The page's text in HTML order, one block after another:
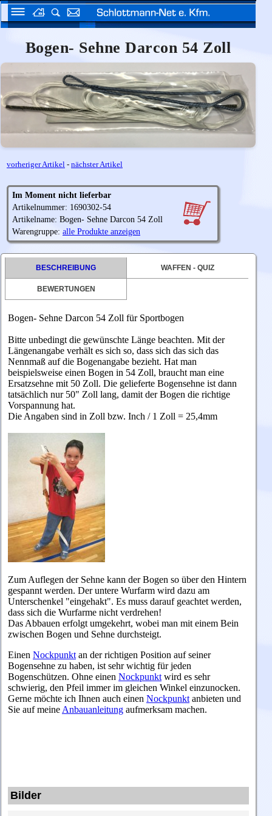
Bogen- Sehne Darcon 54 Zoll
vorheriger Artikel - nächster Artikel
Im Moment nicht lieferbar
Artikelnummer: 1690302-54
Artikelname: Bogen- Sehne Darcon 54 Zoll
Warengruppe: alle Produkte anzeigen
BESCHREIBUNG WAFFEN - QUIZ
BEWERTUNGEN
Bogen- Sehne Darcon 54 Zoll für Sportbogen
Bitte unbedingt die gewünschte Länge beachten. Mit der
Längenangabe verhält es sich so, dass sich das sich das
Nennmaß auf die Bogenangabe bezieht. Hat man
beispielsweise einen Bogen in 54 Zoll, braucht man eine
Ersatzsehne mit 50 Zoll. Die gelieferte Bogensehne ist dann
tatsächlich nur 50" Zoll lang, damit der Bogen die richtige
Vorspannung hat.
Die Angaben sind in Zoll bzw. Inch / 1 Zoll = 25,4mm
Zum Auflegen der Sehne kann der Bogen so über den Hintern
gespannt werden. Der untere Wurfarm wird dazu am
Unterschenkel "eingehakt". Es muss darauf geachtet werden,
dass sich die Wurfarme nicht verdrehen!
Das Abbauen erfolgt umgekehrt, wobei man mit einem Bein
zwischen Bogen und Sehne durchsteigt.
Einen Nockpunkt an der richtigen Position auf seiner
Bogensehne zu haben, ist sehr wichtig für jeden
Bogenschützen. Ohne einen Nockpunkt wird es sehr
schwierig, den Pfeil immer im gleichen Winkel einzunocken.
Gerne möchte ich Ihnen auch einen Nockpunkt anbieten und
Sie auf meine Anbauanleitung aufmerksam machen.
Bilder